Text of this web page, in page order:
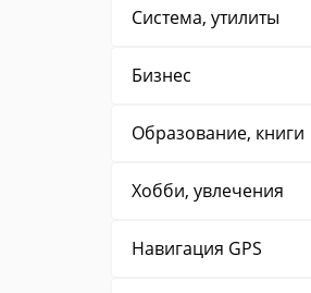
Система, утилиты
Бизнес
Образование, книги
Хобби, увлечения
Навигация GPS